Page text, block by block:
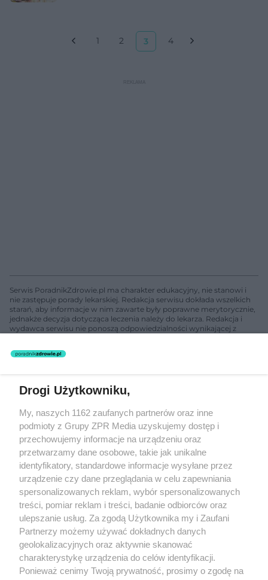
1 2 3 4
Serwis PoradnikZdrowie.pl ma charakter edukacyjny, nie stanowi i
nie zastępuje porady lekarskiej. Redakcja serwisu dokłada wszelkich
starań, aby informacje w nim zawarte były poprawne merytorycznie,
jednakże decyzja dotycząca leczenia należy do lekarza. Redakcja i
wydawca serwisu nie ponoszą odpowiedzialności wynikającej z
świadczeń zdrowotnych w rozumieniu art. 3 ust 1 ustawy o
rozpowszechniany lub dalej rozpowszechniany w jakikolwiek sposób
(w tym także elektroniczny lub mechaniczny) na jakimkolwiek polu
eksploatacji w jakiejkolwiek formie, włącznie z umieszczaniem w
Internecie bez pisemnej zgody właściciela praw. Jakiekolwiek użycie
lub wykorzystanie utworów w całości lub w części z naruszeniem
prawa, tzn. bez właściwej zgody, jest zabronione pod groźbą kary i
może być ścigane prawnie.
O nas
Drogi Użytkowniku,
My, naszych 1162 zaufanych partnerów oraz inne
podmioty z Grupy ZPR Media uzyskujemy dostęp i
przechowujemy informacje na urządzeniu oraz
przetwarzamy dane osobowe, takie jak unikalne
identyfikatory, standardowe informacje wysyłane przez
urządzenie czy dane przeglądania w celu zapewniania
spersonalizowanych reklam, wybór spersonalizowanych
treści, pomiar reklam i treści, badanie odbiorców oraz
ulepszanie usług. Za zgodą Użytkownika my i Zaufani
Partnerzy możemy używać dokładnych danych
geolokalizacyjnych oraz aktywnie skanować
charakterystykę urządzenia do celów identyfikacji.
Ponieważ cenimy Twoją prywatność, prosimy o zgodę na